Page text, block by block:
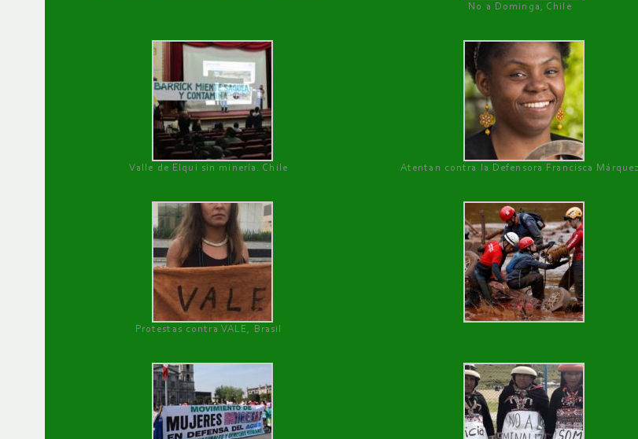
No a Dominga, Chile
Valle de Elqui sin minería. Chile Atentan contra la Defensora Francisca Márquez
Protestas contra VALE, Brasil